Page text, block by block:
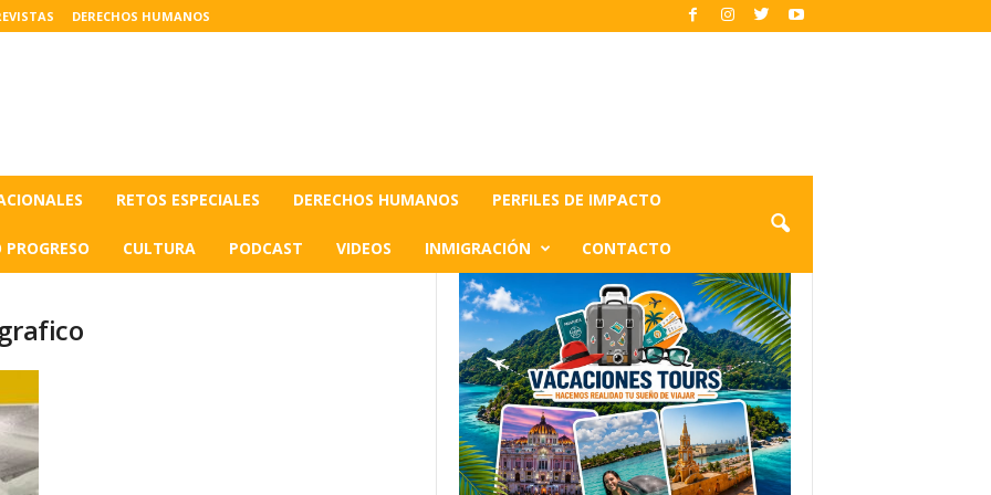
DERECHOS HUMANOS
RETOS ESPECIALES DERECHOS HUMANOS PERFILES DE IMPACTO
PROGRESO CULTURA PODCAST VIDEOS INMIGRACIÓN CONTACTO